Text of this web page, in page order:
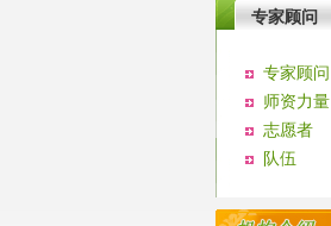
专家顾问
专家顾问
师资力量
志愿者
队伍